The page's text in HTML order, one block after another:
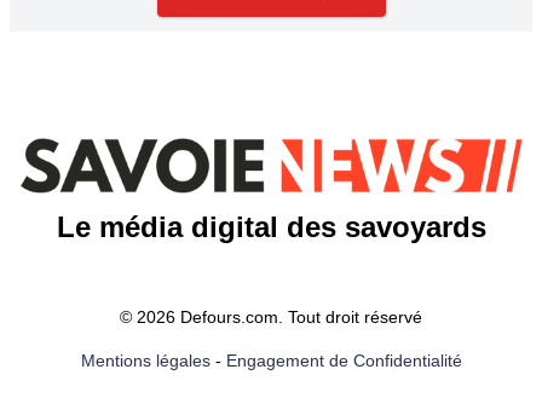
Le média digital des savoyards
© 2026 Defours.com. Tout droit réservé
Mentions légales- Engagement de Confidentialité